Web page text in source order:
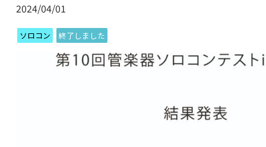
2024/04/01
ソロコン 終了しました